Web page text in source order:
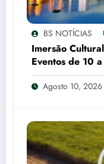
BS NOTÍCIAS
Imersão
Eventos de 10
Agosto 10, 2026